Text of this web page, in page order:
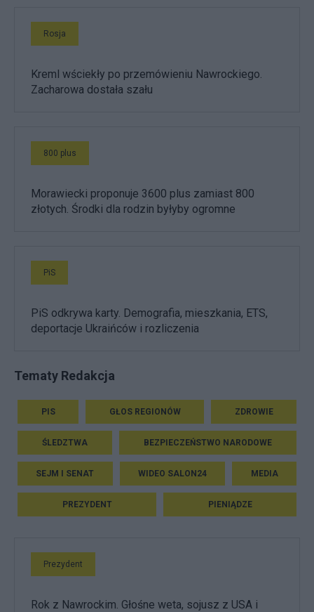
Rosja
Kreml wściekły po przemówieniu Nawrockiego.
Zacharowa dostała szału
800 plus
Morawiecki proponuje 3600 plus zamiast 800
złotych. Środki dla rodzin byłyby ogromne
PiS
PiS odkrywa karty. Demografia, mieszkania, ETS,
deportacje Ukraińców i rozliczenia
Tematy Redakcja
PIS GŁOS REGIONÓW ZDROWIE
ŚLEDZTWA BEZPIECZEŃSTWO NARODOWE
SEJM I SENAT WIDEO SALON24 MEDIA
PREZYDENT PIENIĄDZE
Prezydent
Rok z Nawrockim. Głośne weta, sojusz z USA i